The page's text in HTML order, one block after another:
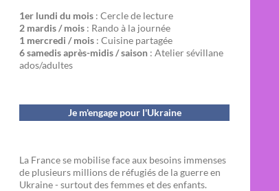
1er lundi du mois : Cercle de lecture
2 mardis / mois : Rando à la journée
1 mercredi / mois : Cuisine partagée
6 samedis après-midis / saison : Atelier sévillane
ados/adultes
Je m'engage pour l'Ukraine
La France se mobilise face aux besoins immenses
de plusieurs millions de réfugiés de la guerre en
Ukraine - surtout des femmes et des enfants.